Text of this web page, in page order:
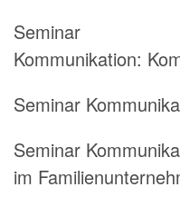
Seminar
Kommunikation:
Seminar
Seminar
im